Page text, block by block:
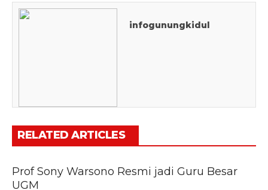
infogunungkidul
RELATED ARTICLES
Prof Sony Warsono Resmi jadi Guru Besar
UGM